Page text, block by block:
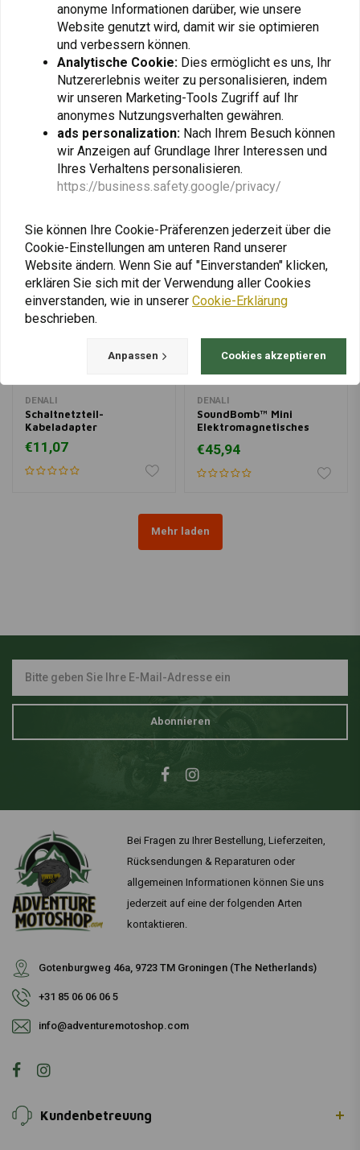
M8-Montagebohrung
Alle erforderlichen Befestigungselemente
Kompatibilität:
KTM 1290 Adventure 21-
Fügen Sie Ihre Bewertung hinzu
Ähnliche Produkte
DENALI
Schaltnetzteil-
Kabeladapter
€11,07
DENALI
SoundBomb™ Mini
Elektromagnetisches
€45,94
Mehr laden
Abonnieren
Bei Fragen zu Ihrer Bestellung, Lieferzeiten,
Rücksendungen & Reparaturen oder
allgemeinen Informationen können Sie uns
jederzeit auf eine der folgenden Arten
kontaktieren.
Gotenburgweg 46a, 9723 TM Groningen (The Netherlands)
+31 85 06 06 06 5
info@adventuremotoshop.com
Kundenbetreuung
anonyme Informationen darüber, wie unsere
Website genutzt wird, damit wir sie optimieren
und verbessern können.
Analytische Cookie: Dies ermöglicht es uns, Ihr
Nutzererlebnis weiter zu personalisieren, indem
wir unseren Marketing-Tools Zugriff auf Ihr
anonymes Nutzungsverhalten gewähren.
ads personalization: Nach Ihrem Besuch können
wir Anzeigen auf Grundlage Ihrer Interessen und
Ihres Verhaltens personalisieren.
https://business.safety.google/privacy/
Sie können Ihre Cookie-Präferenzen jederzeit über die
Cookie-Einstellungen am unteren Rand unserer
Website ändern. Wenn Sie auf "Einverstanden" klicken,
erklären Sie sich mit der Verwendung aller Cookies
einverstanden, wie in unserer Cookie-Erklärung
beschrieben.
Anpassen Cookies akzeptieren